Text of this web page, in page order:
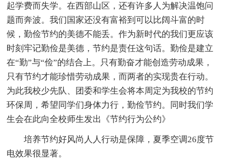
起学费而失学。在西部山区，还有许多人为解决温饱问
题而奔波。我们国家还没有富裕到可以比阔斗富的时
候，勤俭节约的美德不能丢。作为新时代的我们更应该
时刻牢记勤俭是美德，节约是责任这句话。勤俭是建立
在“勤”与“俭”的结合上。只有勤奋才能创造劳动成果，
只有节约才能珍惜劳动成果，而两者的实现贵在行动。
为此我校少先队、团委和学生会将本周定为我校的节约
环保周，希望同学们身体力行，勤俭节约。同时我们学
生会在此向全校师生发出《节约行为公约》
培养节约好风尚人人行动是保障，夏季空调26度节
电效果很显著。